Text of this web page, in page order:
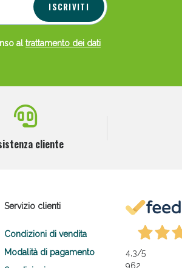
ISCRIVITI
al trattamento dei dati
cliente
Servizio clienti
Condizioni di vendita
Modalità di pagamento
4,3/5
962